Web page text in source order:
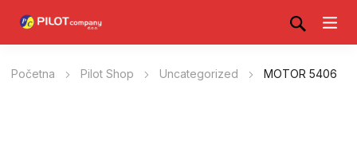
Početna Pilot Shop Uncategorized MOTOR 5406